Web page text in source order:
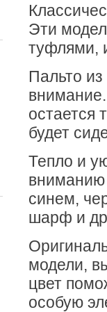
Эти
туфлями,
Пальто
остается
будет
Тепло и
вниманию
синем,
шарф и
модели,
цвет
особую